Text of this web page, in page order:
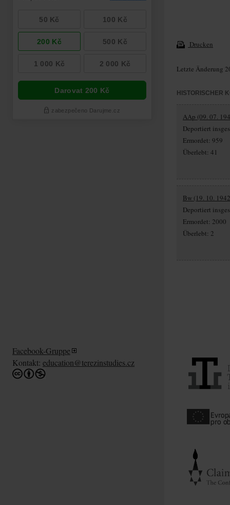
Drucken
Letzte Änderung
HISTORISCHER
AAp (09. 07.
Deportiert
Ermordet: 959
Überlebt: 41
Bw (19. 10.
Deportiert
Ermordet: 2000
Überlebt: 2
Facebook-Gruppe
Kontakt: education@terezinstudies.cz